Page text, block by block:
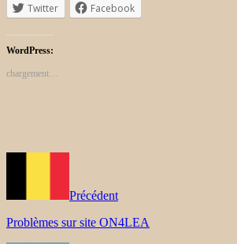
Twitter Facebook
WordPress:
chargement…
Précédent
Problèmes sur site ON4LEA